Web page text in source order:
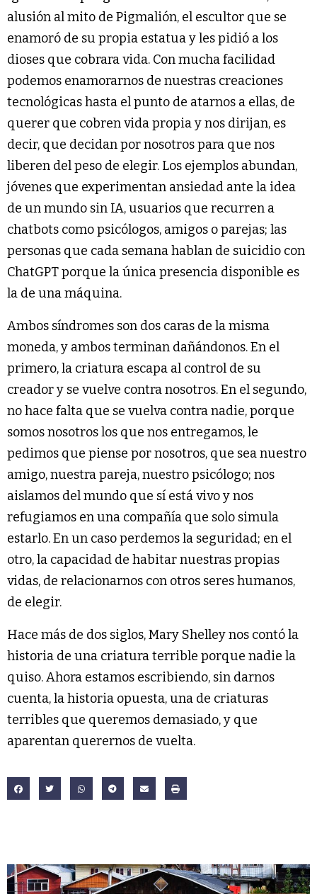
alusión al mito de Pigmalión, el escultor que se
enamoró de su propia estatua y les pidió a los
dioses que cobrara vida. Con mucha facilidad
podemos enamorarnos de nuestras creaciones
tecnológicas hasta el punto de atarnos a ellas, de
querer que cobren vida propia y nos dirijan, es
decir, que decidan por nosotros para que nos
liberen del peso de elegir. Los ejemplos abundan,
jóvenes que experimentan ansiedad ante la idea
de un mundo sin IA, usuarios que recurren a
chatbots como psicólogos, amigos o parejas; las
personas que cada semana hablan de suicidio con
ChatGPT porque la única presencia disponible es
la de una máquina.
Ambos síndromes son dos caras de la misma
moneda, y ambos terminan dañándonos. En el
primero, la criatura escapa al control de su
creador y se vuelve contra nosotros. En el segundo,
no hace falta que se vuelva contra nadie, porque
somos nosotros los que nos entregamos, le
pedimos que piense por nosotros, que sea nuestro
amigo, nuestra pareja, nuestro psicólogo; nos
aislamos del mundo que sí está vivo y nos
refugiamos en una compañía que solo simula
estarlo. En un caso perdemos la seguridad; en el
otro, la capacidad de habitar nuestras propias
vidas, de relacionarnos con otros seres humanos,
de elegir.
Hace más de dos siglos, Mary Shelley nos contó la
historia de una criatura terrible porque nadie la
quiso. Ahora estamos escribiendo, sin darnos
cuenta, la historia opuesta, una de criaturas
terribles que queremos demasiado, y que
aparentan querernos de vuelta.